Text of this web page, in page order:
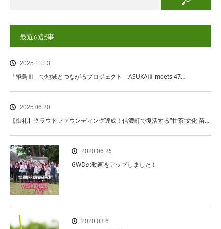
最近の記事
2025.11.13
「飛鳥Ⅲ」で地域とつながるプロジェクト「ASUKAⅢ meets 47…
2025.06.20
【御礼】クラウドファウンディング達成！信濃町で復活する“甘茶”文化 苗…
2020.06.25
GWDの動画をアップしました！
2020.03.6